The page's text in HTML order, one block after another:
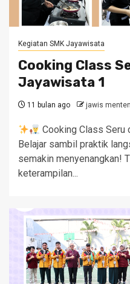
Kegiatan SMK Jayawisata
Cooking Class
Jayawisata 1
11 bulan ago jawis
Cooking Class Seru
Belajar sambil praktik
semakin menyenangkan!
keterampilan...